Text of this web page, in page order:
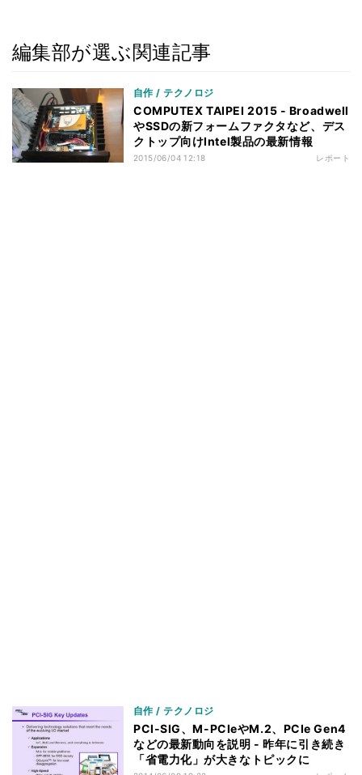
編集部が選ぶ関連記事
自作 / テクノロジ
COMPUTEX TAIPEI 2015 - Broadwell
やSSDの新フォームファクタなど、デス
クトップ向けIntel製品の最新情報
2015/06/04 12:18 レポート
自作 / テクノロジ
PCI-SIG、M-PCIeやM.2、PCIe Gen4
などの最新動向を説明 - 昨年に引き続き
「省電力化」が大きなトピックに